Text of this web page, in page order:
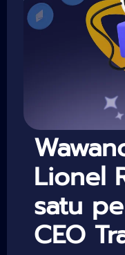
Lionel
satu
CEO